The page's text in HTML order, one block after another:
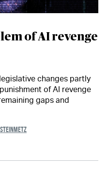
of AI revenge
changes partly
of AI revenge
gaps and